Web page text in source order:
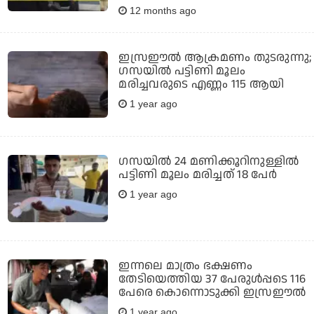
12 months ago
ഇസ്രഈൽ ആക്രമണം തുടരുന്നു;
ഗസയിൽ പട്ടിണി മൂലം
മരിച്ചവരുടെ എണ്ണം 115 ആയി
1 year ago
ഗസയിൽ 24 മണിക്കൂറിനുള്ളിൽ
പട്ടിണി മൂലം മരിച്ചത് 18 പേർ
1 year ago
ഇന്നലെ മാത്രം ഭക്ഷണം
തേടിയെത്തിയ 37 പേരുൾപ്പടെ 116
പേരെ കൊന്നൊടുക്കി ഇസ്രഈൽ